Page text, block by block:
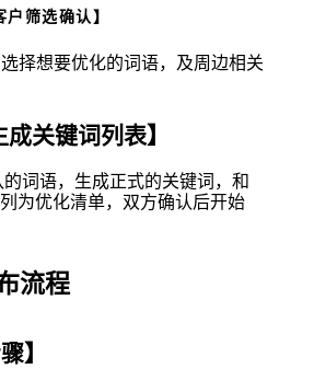
户筛选确认】
择想要优化的词语，及周边相关
成关键词列表】
词语，生成正式的关键词，和
为优化清单，双方确认后开始
流程
】